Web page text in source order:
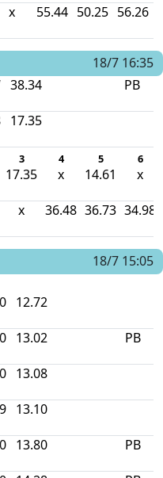
x 55.44 50.25 56.26
18/7 16:35
38.34 PB
17.35
3 4 5 6
17.35 x 14.61 x
x 36.48 36.73 34.98
18/7 15:05
12.72
13.02 PB
13.08
13.10
13.80 PB